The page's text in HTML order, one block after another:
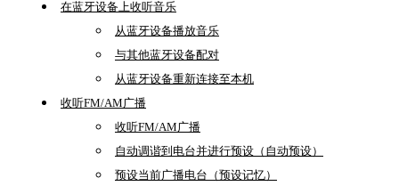
在蓝牙设备上收听音乐
从蓝牙设备播放音乐
与其他蓝牙设备配对
从蓝牙设备重新连接至本机
收听FM/AM广播
收听FM/AM广播
自动调谐到电台并进行预设（自动预设）
预设当前广播电台（预设记忆）